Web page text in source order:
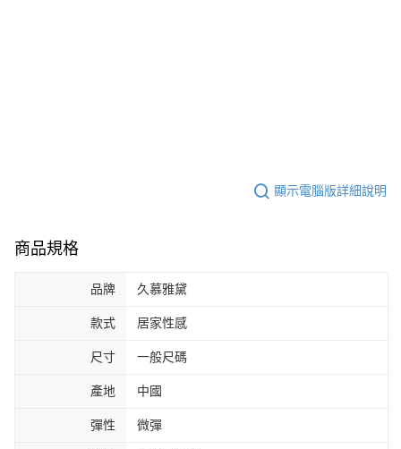
顯示電腦版詳細說明
商品規格
品牌 久慕雅黛
款式 居家性感
尺寸 一般尺碼
產地 中國
彈性 微彈